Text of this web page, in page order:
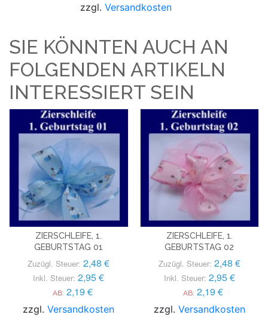
zzgl. Versandkosten
SIE KÖNNTEN AUCH AN
FOLGENDEN ARTIKELN
INTERESSIERT SEIN
ZIERSCHLEIFE, 1.
GEBURTSTAG 01
Zuzügl. Steuer: 2,48 €
Inkl. Steuer: 2,95 €
AB: 2,19 €
zzgl.Versandkosten
ZIERSCHLEIFE, 1.
GEBURTSTAG 02
Zuzügl. Steuer: 2,48 €
Inkl. Steuer: 2,95 €
AB: 2,19 €
zzgl. Versandkosten